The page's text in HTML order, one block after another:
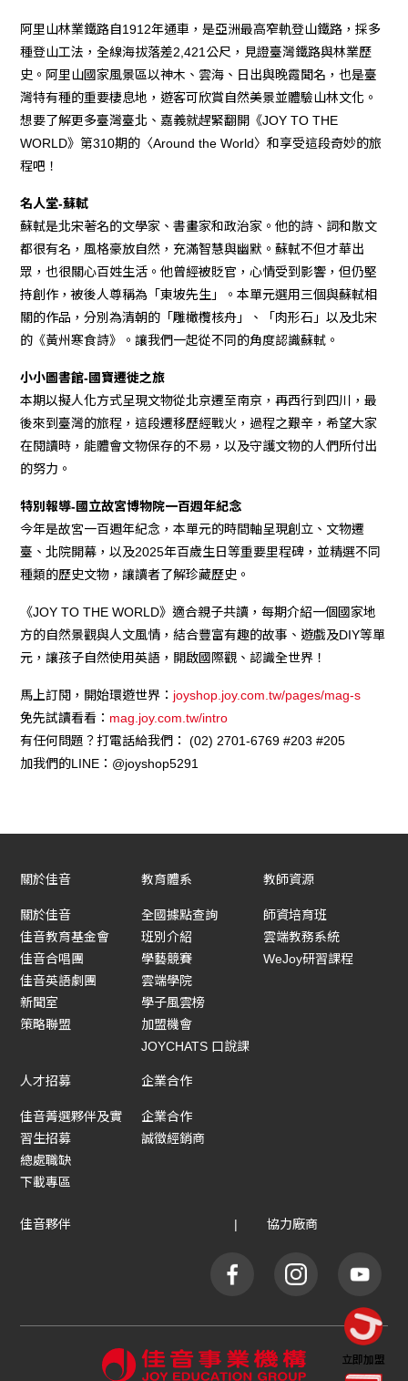
阿里山林業鐵路自1912年通車，是亞洲最高窄軌登山鐵路，採多
種登山工法，全線海拔落差2,421公尺，見證臺灣鐵路與林業歷
史。阿里山國家風景區以神木、雲海、日出與晚霞聞名，也是臺
灣特有種的重要棲息地，遊客可欣賞自然美景並體驗山林文化。
想要了解更多臺灣臺北、嘉義就趕緊翻開《JOY TO THE
WORLD》第310期的〈Around the World〉和享受這段奇妙的旅
程吧！
名人堂-蘇軾
蘇軾是北宋著名的文學家、書畫家和政治家。他的詩、詞和散文
都很有名，風格豪放自然，充滿智慧與幽默。蘇軾不但才華出
眾，也很關心百姓生活。他曾經被貶官，心情受到影響，但仍堅
持創作，被後人尊稱為「東坡先生」。本單元選用三個與蘇軾相
關的作品，分別為清朝的「雕橄欖核舟」、「肉形石」以及北宋
的《黃州寒食詩》。讓我們一起從不同的角度認識蘇軾。
小小圖書館-國寶遷徙之旅
本期以擬人化方式呈現文物從北京遷至南京，再西行到四川，最
後來到臺灣的旅程，這段遷移歷經戰火，過程之艱辛，希望大家
在閱讀時，能體會文物保存的不易，以及守護文物的人們所付出
的努力。
特別報導-國立故宮博物院一百週年紀念
今年是故宮一百週年紀念，本單元的時間軸呈現創立、文物遷
臺、北院開幕，以及2025年百歲生日等重要里程碑，並精選不同
種類的歷史文物，讓讀者了解珍藏歷史。
《JOY TO THE WORLD》適合親子共讀，每期介紹一個國家地
方的自然景觀與人文風情，結合豐富有趣的故事、遊戲及DIY等單
元，讓孩子自然使用英語，開啟國際觀、認識全世界！
馬上訂閱，開始環遊世界： joyshop.joy.com.tw/pages/mag-s
免先試讀看看： mag.joy.com.tw/intro
有任何問題？打電話給我們： (02) 2701-6769 #203 #205
加我們的LINE：@joyshop5291
立即加盟
關於佳音
關於佳音
佳音教育基金會
佳音合唱團
佳音英語劇團
新聞室
策略聯盟
教育體系
全國據點查詢
班別介紹
學藝競賽
雲端學院
學子風雲榜
加盟機會
JOYCHATS 口說課
教師資源
師資培育班
雲端教務系統
WeJoy研習課程
人才招募
佳音菁選夥伴及實
習生招募
總處職缺
下載專區
企業合作
企業合作
誠徵經銷商
佳音夥伴 協力廠商